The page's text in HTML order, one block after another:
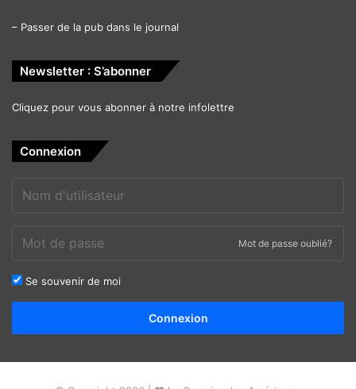
– Passer de la pub dans le journal
Newsletter : S’abonner
Cliquez pour vous abonner à notre infolettre
Connexion
Mot de passe oublié?
Se souvenir de moi
Connexion